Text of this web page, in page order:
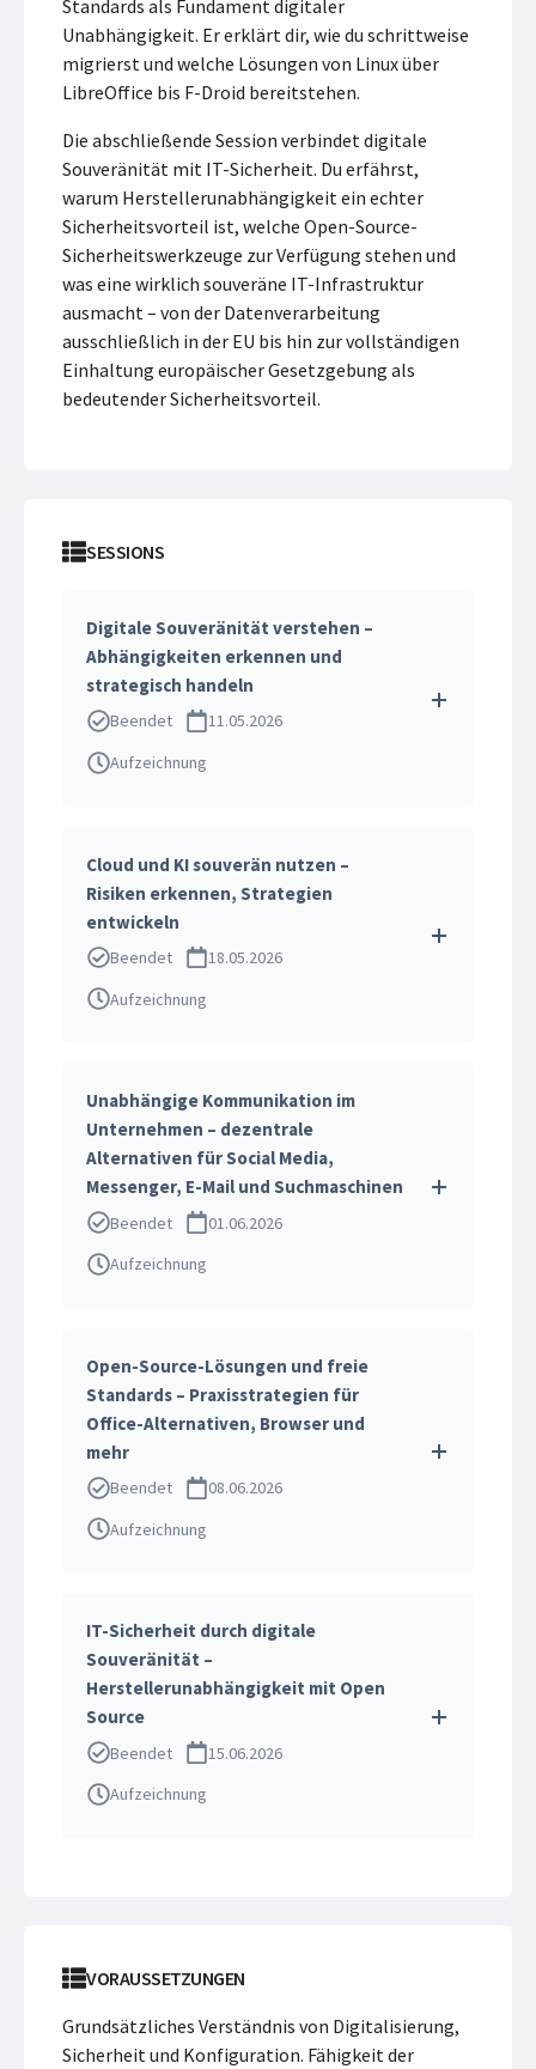
Standards als Fundament digitaler
Unabhängigkeit. Er erklärt dir, wie du schrittweise
migrierst und welche Lösungen von Linux über
LibreOffice bis F-Droid bereitstehen.
Die abschließende Session verbindet digitale
Souveränität mit IT-Sicherheit. Du erfährst,
warum Herstellerunabhängigkeit ein echter
Sicherheitsvorteil ist, welche Open-Source-
Sicherheitswerkzeuge zur Verfügung stehen und
was eine wirklich souveräne IT-Infrastruktur
ausmacht – von der Datenverarbeitung
ausschließlich in der EU bis hin zur vollständigen
Einhaltung europäischer Gesetzgebung als
bedeutender Sicherheitsvorteil.
SESSIONS
Digitale Souveränität verstehen –
Abhängigkeiten erkennen und
strategisch handeln
Beendet
11.05.2026
Aufzeichnung
Cloud und KI souverän nutzen –
Risiken erkennen, Strategien
entwickeln
Beendet
18.05.2026
Aufzeichnung
Unabhängige Kommunikation im
Unternehmen – dezentrale
Alternativen für Social Media,
Messenger, E-Mail und Suchmaschinen
Beendet
01.06.2026
Aufzeichnung
Open-Source-Lösungen und freie
Standards – Praxisstrategien für
Office-Alternativen, Browser und
mehr
Beendet
08.06.2026
Aufzeichnung
IT-Sicherheit durch digitale
Souveränität –
Herstellerunabhängigkeit mit Open
Source
Beendet
15.06.2026
Aufzeichnung
VORAUSSETZUNGEN
Grundsätzliches Verständnis von Digitalisierung,
Sicherheit und Konfiguration. Fähigkeit der